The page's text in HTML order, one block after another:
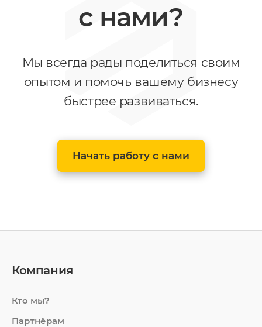
с нами?
Мы всегда рады поделиться своим
опытом и помочь вашему бизнесу
быстрее развиваться.
Начать работу с нами
Компания
Кто мы?
Партнёрам